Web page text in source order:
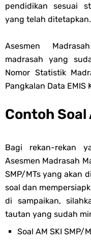
pendidikan sesuai
yang telah ditetapkan.
Asesmen
madrasah yang
Nomor Statistik
Pangkalan Data EMIS
Contoh Soal
Bagi rekan-rekan
Asesmen Madrasah
SMP/MTs yang akan
soal dan
di sampaikan,
tautan yang sudah
Soal AM SKI SMP/